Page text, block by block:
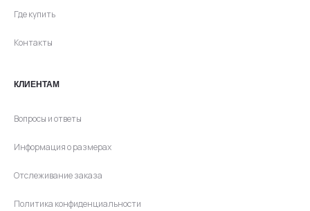
Где купить
Контакты
КЛИЕНТАМ
Вопросы и ответы
Информация о размерах
Отслеживание заказа
Политика конфиденциальности